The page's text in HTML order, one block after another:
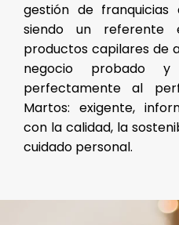
gestión de franquicias
siendo un referente
productos capilares de
negocio probado
perfectamente al
Martos: exigente,
con la calidad, la
cuidado personal.